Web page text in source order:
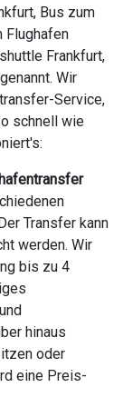
Bus zum
Flughafen
Frankfurt,
Wir
Service,
schnell wie
Transfer kann
werden. Wir
bis zu 4
hinaus
oder
eine Preis-